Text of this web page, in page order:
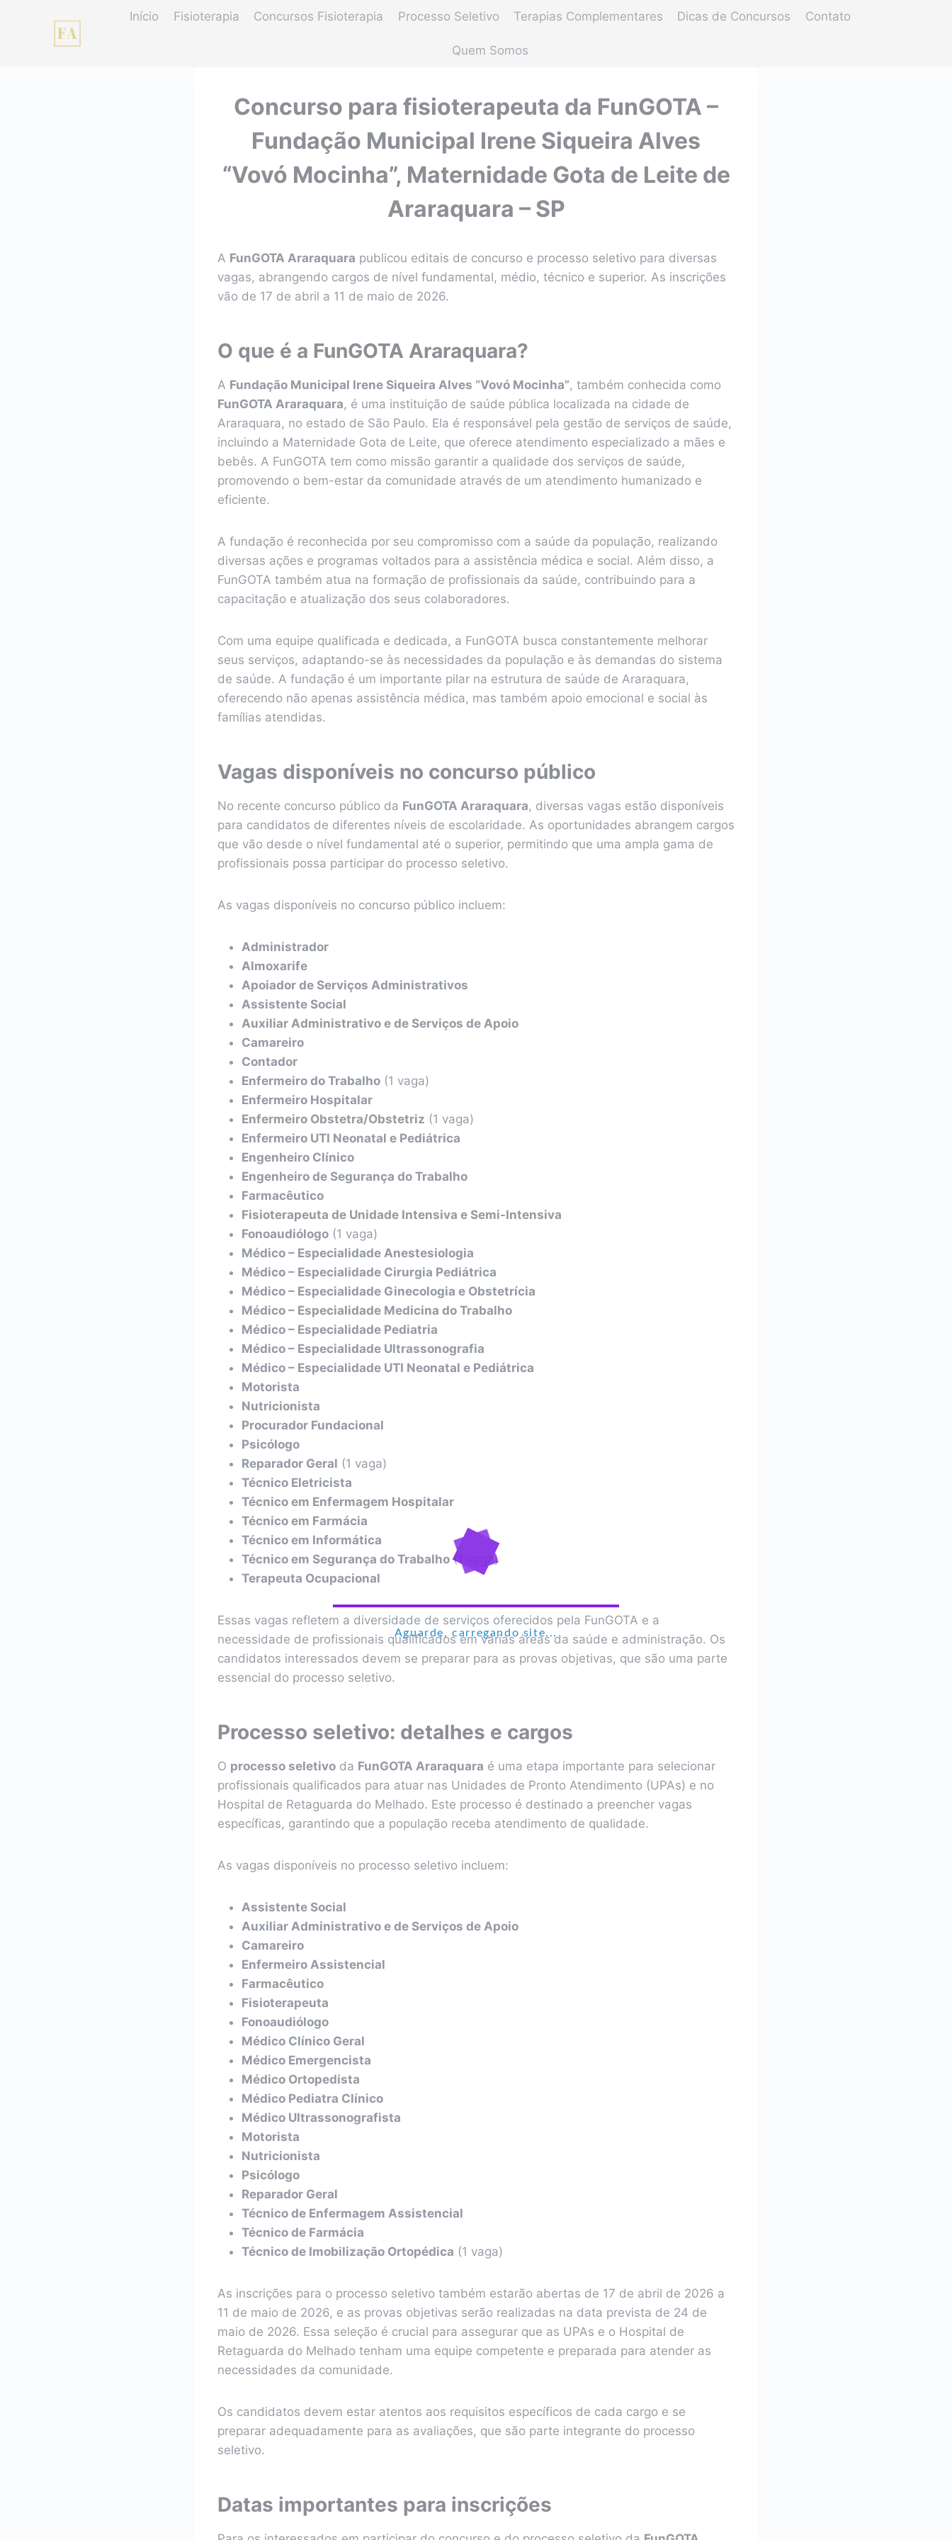
Aguarde, carregando site...
Início Fisioterapia Concursos Fisioterapia Processo Seletivo Terapias Complementares Dicas de Concursos Contato
Quem Somos
Concurso para fisioterapeuta da FunGOTA –
Fundação Municipal Irene Siqueira Alves
“Vovó Mocinha”, Maternidade Gota de Leite de
Araraquara – SP
A FunGOTA Araraquara publicou editais de concurso e processo seletivo para diversas
vagas, abrangendo cargos de nível fundamental, médio, técnico e superior. As inscrições
vão de 17 de abril a 11 de maio de 2026.
O que é a FunGOTA Araraquara?
A Fundação Municipal Irene Siqueira Alves “Vovó Mocinha”, também conhecida como
FunGOTA Araraquara, é uma instituição de saúde pública localizada na cidade de
Araraquara, no estado de São Paulo. Ela é responsável pela gestão de serviços de saúde,
incluindo a Maternidade Gota de Leite, que oferece atendimento especializado a mães e
bebês. A FunGOTA tem como missão garantir a qualidade dos serviços de saúde,
promovendo o bem-estar da comunidade através de um atendimento humanizado e
eficiente.
A fundação é reconhecida por seu compromisso com a saúde da população, realizando
diversas ações e programas voltados para a assistência médica e social. Além disso, a
FunGOTA também atua na formação de profissionais da saúde, contribuindo para a
capacitação e atualização dos seus colaboradores.
Com uma equipe qualificada e dedicada, a FunGOTA busca constantemente melhorar
seus serviços, adaptando-se às necessidades da população e às demandas do sistema
de saúde. A fundação é um importante pilar na estrutura de saúde de Araraquara,
oferecendo não apenas assistência médica, mas também apoio emocional e social às
famílias atendidas.
Vagas disponíveis no concurso público
No recente concurso público da FunGOTA Araraquara, diversas vagas estão disponíveis
para candidatos de diferentes níveis de escolaridade. As oportunidades abrangem cargos
que vão desde o nível fundamental até o superior, permitindo que uma ampla gama de
profissionais possa participar do processo seletivo.
As vagas disponíveis no concurso público incluem:
Administrador
Almoxarife
Apoiador de Serviços Administrativos
Assistente Social
Auxiliar Administrativo e de Serviços de Apoio
Camareiro
Contador
Enfermeiro do Trabalho (1 vaga)
Enfermeiro Hospitalar
Enfermeiro Obstetra/Obstetriz (1 vaga)
Enfermeiro UTI Neonatal e Pediátrica
Engenheiro Clínico
Engenheiro de Segurança do Trabalho
Farmacêutico
Fisioterapeuta de Unidade Intensiva e Semi-Intensiva
Fonoaudiólogo (1 vaga)
Médico – Especialidade Anestesiologia
Médico – Especialidade Cirurgia Pediátrica
Médico – Especialidade Ginecologia e Obstetrícia
Médico – Especialidade Medicina do Trabalho
Médico – Especialidade Pediatria
Médico – Especialidade Ultrassonografia
Médico – Especialidade UTI Neonatal e Pediátrica
Motorista
Nutricionista
Procurador Fundacional
Psicólogo
Reparador Geral (1 vaga)
Técnico Eletricista
Técnico em Enfermagem Hospitalar
Técnico em Farmácia
Técnico em Informática
Técnico em Segurança do Trabalho(1 vaga)
Terapeuta Ocupacional
Essas vagas refletem a diversidade de serviços oferecidos pela FunGOTA e a
necessidade de profissionais qualificados em várias áreas da saúde e administração. Os
candidatos interessados devem se preparar para as provas objetivas, que são uma parte
essencial do processo seletivo.
Processo seletivo: detalhes e cargos
O processo seletivo da FunGOTA Araraquara é uma etapa importante para selecionar
profissionais qualificados para atuar nas Unidades de Pronto Atendimento (UPAs) e no
Hospital de Retaguarda do Melhado. Este processo é destinado a preencher vagas
específicas, garantindo que a população receba atendimento de qualidade.
As vagas disponíveis no processo seletivo incluem:
Assistente Social
Auxiliar Administrativo e de Serviços de Apoio
Camareiro
Enfermeiro Assistencial
Farmacêutico
Fisioterapeuta
Fonoaudiólogo
Médico Clínico Geral
Médico Emergencista
Médico Ortopedista
Médico Pediatra Clínico
Médico Ultrassonografista
Motorista
Nutricionista
Psicólogo
Reparador Geral
Técnico de Enfermagem Assistencial
Técnico de Farmácia
Técnico de Imobilização Ortopédica (1 vaga)
As inscrições para o processo seletivo também estarão abertas de 17 de abril de 2026 a
11 de maio de 2026, e as provas objetivas serão realizadas na data prevista de 24 de
maio de 2026. Essa seleção é crucial para assegurar que as UPAs e o Hospital de
Retaguarda do Melhado tenham uma equipe competente e preparada para atender as
necessidades da comunidade.
Os candidatos devem estar atentos aos requisitos específicos de cada cargo e se
preparar adequadamente para as avaliações, que são parte integrante do processo
seletivo.
Datas importantes para inscrições